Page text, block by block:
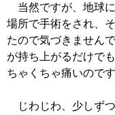
当然ですが、地球
場所で手術をされ、
たので気づきません
が持ち上がるだけで
ちゃくちゃ痛いのです
じわじわ、少しずつ